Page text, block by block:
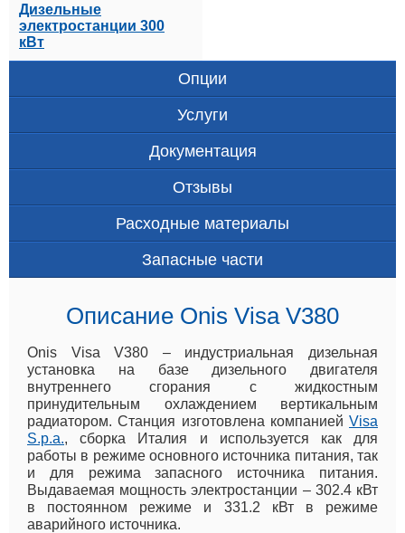
Дизельные
электростанции 300
кВт
Опции
Услуги
Документация
Отзывы
Расходные материалы
Запасные части
Описание Onis Visa V380
Onis Visa V380 – индустриальная дизельная
установка на базе дизельного двигателя
внутреннего сгорания с жидкостным
принудительным охлаждением вертикальным
радиатором. Станция изготовлена компанией Visa
S.p.a., сборка Италия и используется как для
работы в режиме основного источника питания, так
и для режима запасного источника питания.
Выдаваемая мощность электростанции – 302.4 кВт
в постоянном режиме и 331.2 кВт в режиме
аварийного источника.